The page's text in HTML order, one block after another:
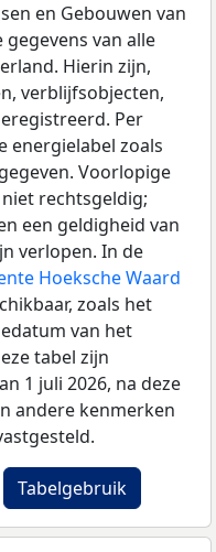
en Gebouwen van
van alle
Hierin zijn,
verblijfsobjecten,
Per
energielabel zoals
Voorlopige
rechtsgeldig;
een geldigheid van
verlopen. In de
Hoeksche Waard
zoals het
van het
tabel zijn
1 juli 2026, na deze
andere kenmerken
Tabelgebruik